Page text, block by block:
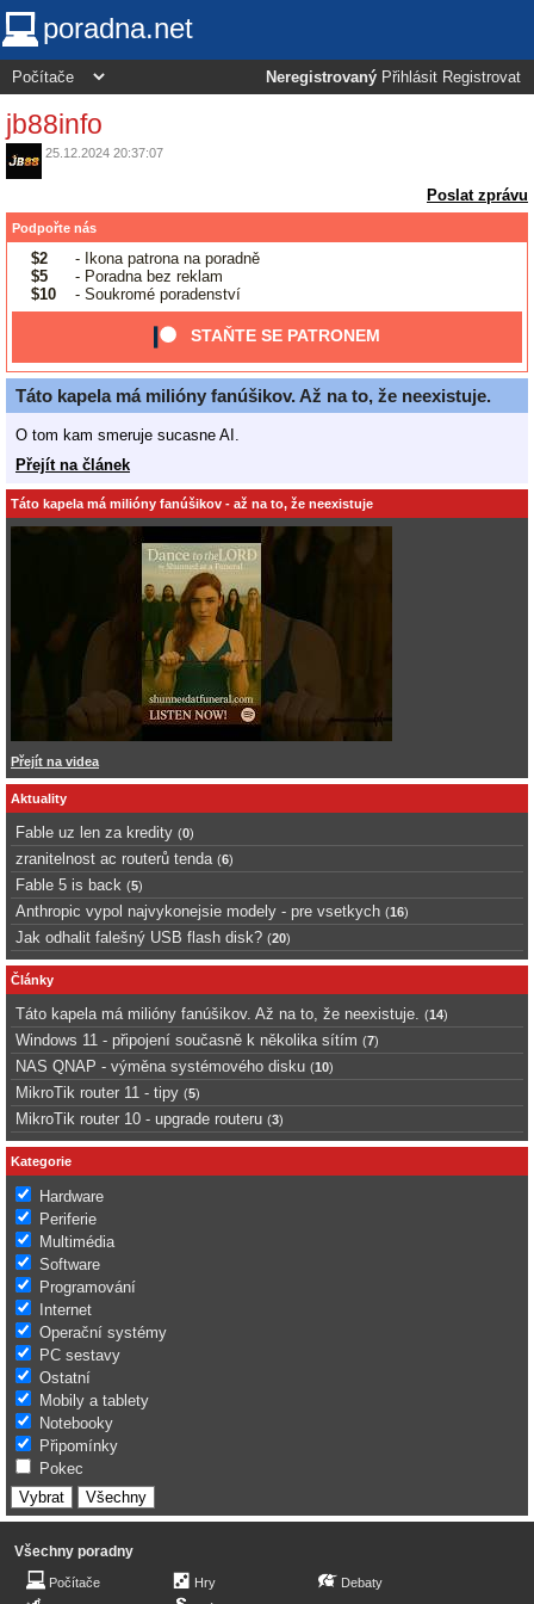
poradna.net
Neregistrovaný Přihlásit Registrovat
jb88info
25.12.2024 20:37:07
Poslat zprávu
Podpořte nás
$2
- Ikona patrona na poradně
$5
- Poradna bez reklam
$10
- Soukromé poradenství
STAŇTE SE PATRONEM
Táto kapela má milióny fanúšikov. Až na to, že neexistuje.
O tom kam smeruje sucasne AI.
Přejít na článek
Táto kapela má milióny fanúšikov - až na to, že neexistuje
Přejít na videa
Aktuality
Fable uz len za kredity (0)
zranitelnost ac routerů tenda (6)
Fable 5 is back (5)
Anthropic vypol najvykonejsie modely - pre vsetkych (16)
Jak odhalit falešný USB flash disk? (20)
Články
Táto kapela má milióny fanúšikov. Až na to, že neexistuje. (14)
Windows 11 - připojení současně k několika sítím (7)
NAS QNAP - výměna systémového disku (10)
MikroTik router 11 - tipy (5)
MikroTik router 10 - upgrade routeru (3)
Kategorie
Hardware
Periferie
Multimédia
Software
Programování
Internet
Operační systémy
PC sestavy
Ostatní
Mobily a tablety
Notebooky
Připomínky
Pokec
Všechny poradny
Počítače
Hry
Debaty